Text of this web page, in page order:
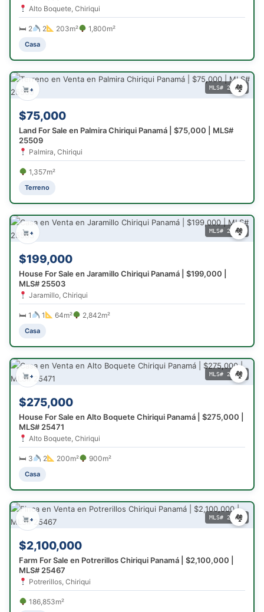
Alto Boquete, Chiriqui
🛏 2 2 203m² 1,800m²
Casa
MLS# 25509
🏘
$75,000
Land For Sale en Palmira Chiriqui Panamá | $75,000 | MLS#
25509
Palmira, Chiriqui
1,357m²
Terreno
+
MLS# 25503
🏘
$199,000
House For Sale en Jaramillo Chiriqui Panamá | $199,000 |
MLS# 25503
Jaramillo, Chiriqui
🛏 1 1 64m² 2,842m²
Casa
+
MLS# 25471
🏘
$275,000
House For Sale en Alto Boquete Chiriqui Panamá | $275,000 |
MLS# 25471
Alto Boquete, Chiriqui
🛏 3 2 200m² 900m²
Casa
+
MLS# 25467
🏘
$2,100,000
Farm For Sale en Potrerillos Chiriqui Panamá | $2,100,000 |
MLS# 25467
Potrerillos, Chiriqui
186,853m²
+